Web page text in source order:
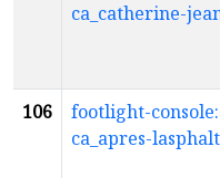
ca_catherine-
106
footlight-
ca_apres-